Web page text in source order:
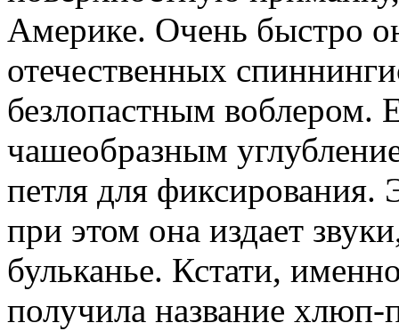
Америке. Очень быстро
отечественных
безлопастным воблером.
чашеобразным
петля для
при этом она издает
бульканье. Кстати,
получила название хлюп-